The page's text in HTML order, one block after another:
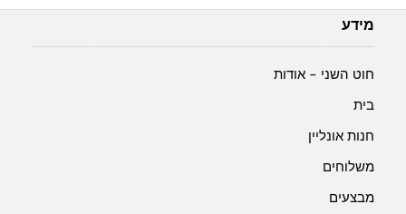
מידע
חוט השני – אודות
בית
חנות אונליין
משלוחים
מבצעים